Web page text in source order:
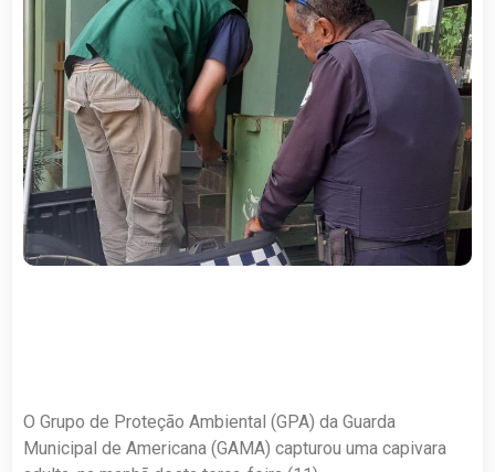
O Grupo de Proteção Ambiental (GPA) da Guarda
Municipal de Americana (GAMA) capturou uma capivara